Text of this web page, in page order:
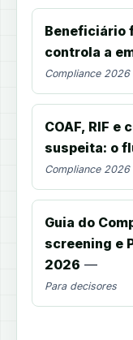
Beneficiário
controla a
Compliance 2026
COAF, RIF e
suspeita: o
Compliance 2026
Guia do
screening e
2026 —
Para decisores